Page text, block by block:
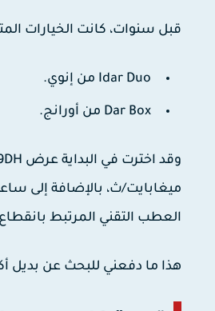
قبل سنوات، كانت الخيارات
Idar Duo من إنوي.
Dar Box من أورانج.
وقد اخترت في البداية عرض
ميغابايت/ث، بالإضافة إلى
العطب التقني المرتبط
هذا ما دفعني للبحث عن بديل